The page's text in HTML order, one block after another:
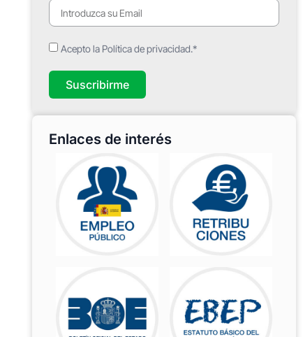
Acepto la Política de privacidad.*
Suscribirme
Enlaces de interés